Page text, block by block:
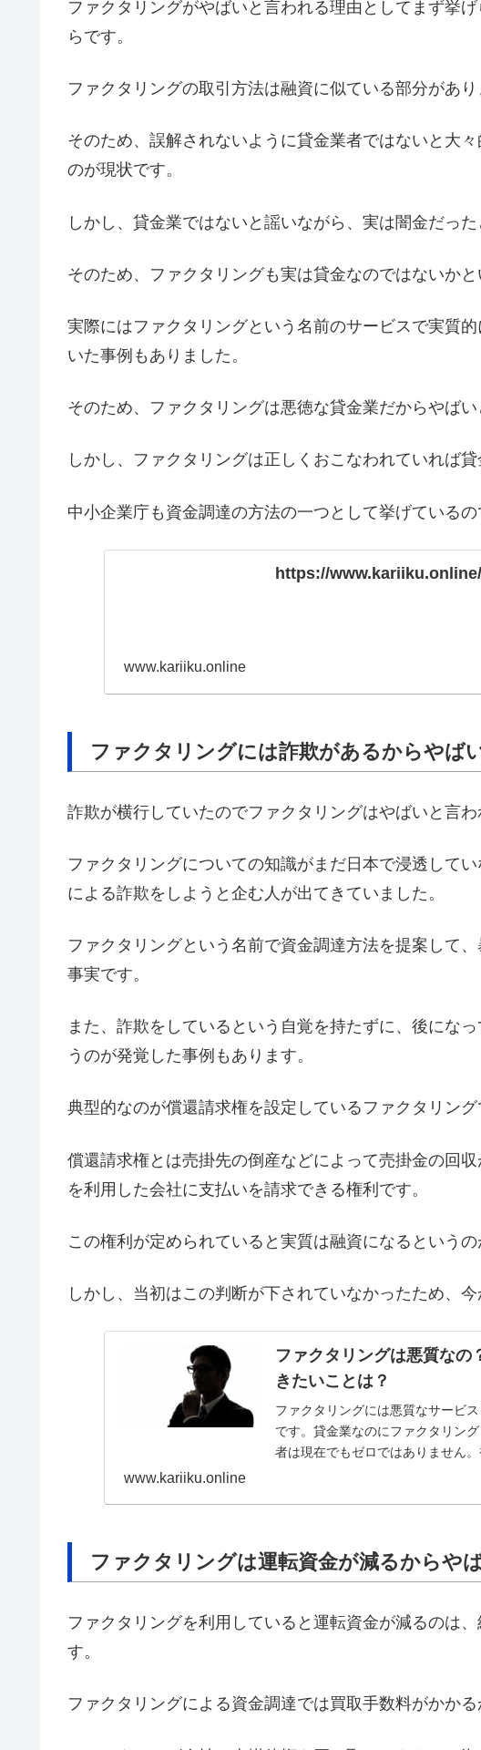
ファクタリングがやばいと言われる理由としてまず挙
らです。
ファクタリングの取引方法は融資に似ている部分があり
そのため、誤解されないように貸金業者ではないと大
のが現状です。
しかし、貸金業ではないと謡いながら、実は闇金だっ
そのため、ファクタリングも実は貸金なのではないかと
実際にはファクタリングという名前のサービスで実質
いた事例もありました。
そのため、ファクタリングは悪徳な貸金業だからやば
しかし、ファクタリングは正しくおこなわれていれば貸
中小企業庁も資金調達の方法の一つとして挙げているの
https://
www.kariiku.online
ファクタリングには詐欺があるからやば
詐欺が横行していたのでファクタリングはやばいと言わ
ファクタリングについての知識がまだ日本で浸透して
による詐欺をしようと企む人が出てきていました。
ファクタリングという名前で資金調達方法を提案して
事実です。
また、詐欺をしているという自覚を持たずに、後にな
うのが発覚した事例もあります。
典型的なのが償還請求権を設定しているファクタリング
償還請求権とは売掛先の倒産などによって売掛金の回
を利用した会社に支払いを請求できる権利です。
この権利が定められていると実質は融資になるという
しかし、当初はこの判断が下されていなかったため、
ファクタリングは悪質なの
きたいことは？
ファクタリングには悪質なサービ
です。貸金業なのにファクタリン
者は現在でもゼロではありません
www.kariiku.online
ファクタリングは運転資金が減るからや
ファクタリングを利用していると運転資金が減るのは
す。
ファクタリングによる資金調達では買取手数料がかかる